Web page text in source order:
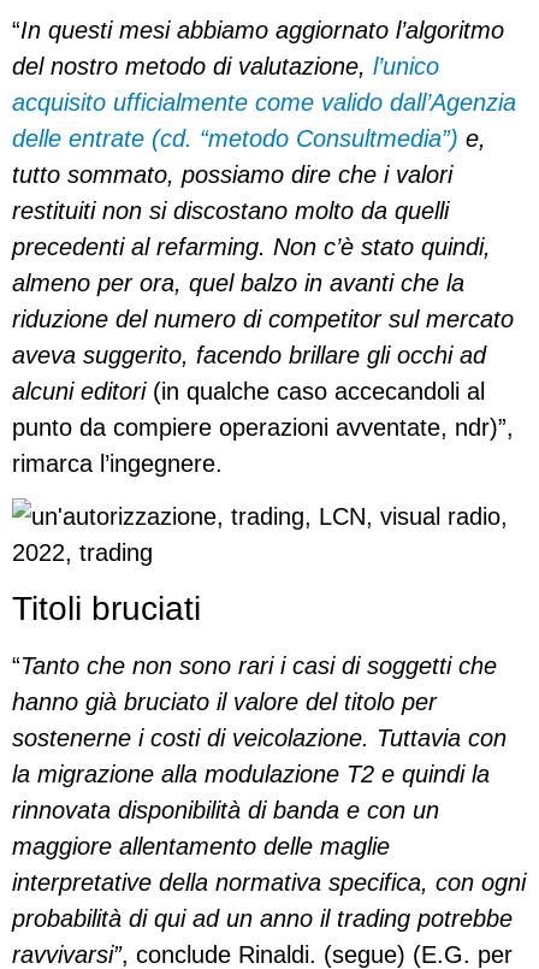
“In questi mesi abbiamo aggiornato l’algoritmo
del nostro metodo di valutazione, l’unico
acquisito ufficialmente come valido dall’Agenzia
delle entrate (cd. “metodo Consultmedia”) e,
tutto sommato, possiamo dire che i valori
restituiti non si discostano molto da quelli
precedenti al refarming. Non c’è stato quindi,
almeno per ora, quel balzo in avanti che la
riduzione del numero di competitor sul mercato
aveva suggerito, facendo brillare gli occhi ad
alcuni editori(in qualche caso accecandoli al
punto da compiere operazioni avventate, ndr)”,
rimarca l’ingegnere.
Titoli bruciati
“Tanto che non sono rari i casi di soggetti che
hanno già bruciato il valore del titolo per
sostenerne i costi di veicolazione. Tuttavia con
la migrazione alla modulazione T2 e quindi la
rinnovata disponibilità di banda e con un
maggiore allentamento delle maglie
interpretative della normativa specifica, con ogni
probabilità di qui ad un anno il trading potrebbe
ravvivarsi”, conclude Rinaldi. (segue) (E.G. per